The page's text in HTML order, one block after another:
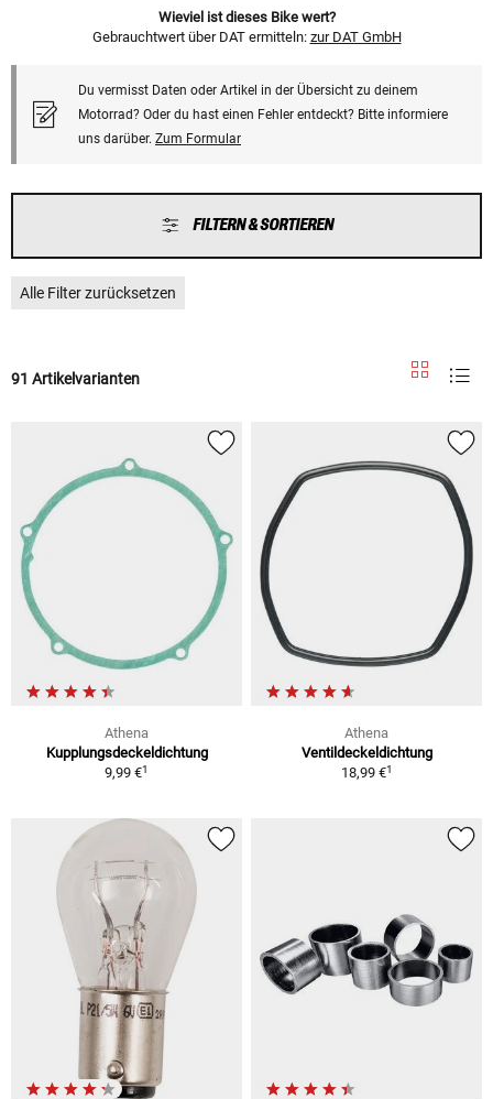
Wieviel ist dieses Bike wert?
Gebrauchtwert über DAT ermitteln: zur DAT GmbH
Du vermisst Daten oder Artikel in der Übersicht zu deinem
Motorrad? Oder du hast einen Fehler entdeckt? Bitte informiere
uns darüber. Zum Formular
FILTERN & SORTIEREN
Alle Filter zurücksetzen
91 Artikelvarianten
Athena
Kupplungsdeckeldichtung
9,99 €1
Athena
Ventildeckeldichtung
18,99 €1